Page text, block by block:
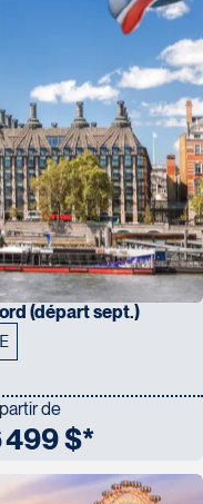
(départ sept.)
de
499 $*